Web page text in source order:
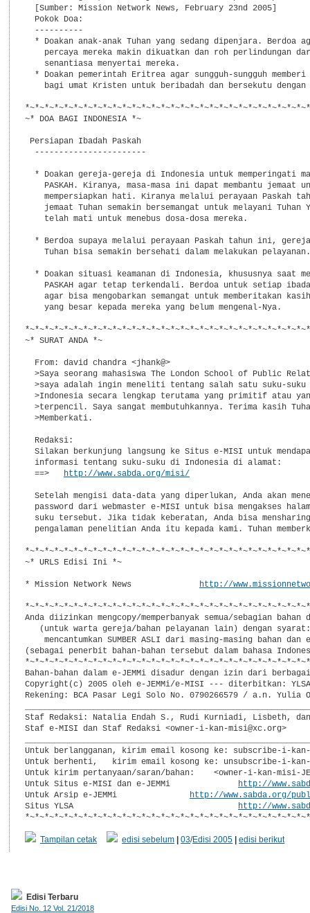
  [Sumber: Mission Network News, February 23nd 2005]
  Pokok Doa:
  ----------
* Doakan anak-anak Tuhan yang sedang dipenjara. Berdoa
percaya mereka makin dikuatkan dan roh perlindungan
    senantiasa menyertai mereka.
* Doakan pemerintah Eritrea agar sungguh-sungguh memberi
bagi umat Kristen untuk beribadah dan bersekutu dengan
~* DOA BAGI INDONESIA *~
Persiapan Ibadah Paskah
  -----------------------
* Doakan gereja-gereja di Indonesia untuk memperingati
PASKAH. Kiranya, masa-masa ini dapat membantu jemaat
mempersiapkan hati. Kiranya melalui perayaan Paskah
jemaat Tuhan semakin bersemangat untuk melayani Tuhan
    telah mati untuk menebus dosa-dosa mereka.
* Berdoa supaya melalui perayaan Paskah tahun ini,
    Tuhan bisa semakin bersehati dalam melakukan pelayanan.
* Doakan situasi keamanan di Indonesia, khususnya saat
PASKAH agar tetap terkendali. Berdoa untuk setiap
agar bisa mengobarkan semangat untuk memberitakan
    yang besar kepada mereka yang belum mengenal-Nya.
~* SURAT ANDA *~
  From: david chandra <jhank@>
>Saya seorang mahasiswa The London School of Public
>saya adalah ingin meneliti tentang salah satu suku-suku
>Indonesia secara lengkap terutama yang primitif atau
>terpencil. Saya sangat membutuhkannya. Terima kasih
  >Memberkati.
  Redaksi:
Silakan berkunjung langsung ke Situs e-MISI untuk
  informasi tentang suku-suku di Indonesia di alamat:
  ==>
http://www.sabda.org/misi/
Setelah mengisi data-data yang diperlukan, Anda akan
password dari webmaster e-MISI untuk bisa mengakses
suku tersebut. Jika tidak keberatan, Anda bisa
pengalaman penelitian Anda itu kepada kami. Tuhan
~* URLS Edisi Ini *~
* Mission Network News http://
Anda diizinkan mengcopy/memperbanyak semua/sebagian bahan
(untuk warta gereja/bahan pelayanan lain) dengan
mencantumkan SUMBER ASLI dari masing-masing bahan dan
(sebagai penerbit bahan-bahan tersebut dalam bahasa
Bahan-bahan dalam e-JEMMi disadur dengan izin dari
Copyright(c) 2005 oleh e-JEMMi/e-MISI --- diterbitkan:
Rekening: BCA Pasar Legi Solo No. 0790266579 / a.n. Yulia
Staf Redaksi: Natalia Endah S., Rudi Kurniadi, Lisbeth,
Staf e-MISI dan Staf Redaksi <owner-i-kan-misi@xc.org>
Untuk berlangganan, kirim email kosong ke: subscribe-i-kan-
Untuk berhenti,   kirim email kosong ke: unsubscribe-i-kan-
Untuk kirim pertanyaan/saran/bahan:    <owner-i-kan-misi-
Untuk Situs e-MISI dan e-JEMMi
http://
Untuk Arsip e-JEMMi
http://www.sabda.org/
Situs YLSA
http://
Tampilan cetak edisi sebelum |03/Edisi 2005 |edisi berikut
Edisi Terbaru
Edisi No. 12 Vol. 21/2018